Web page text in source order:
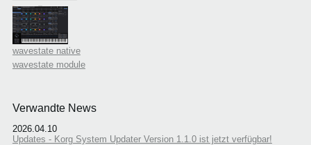
wavestate native
wavestate module
Verwandte News
2026.04.10
Updates - Korg System Updater Version 1.1.0 ist jetzt verfügbar!